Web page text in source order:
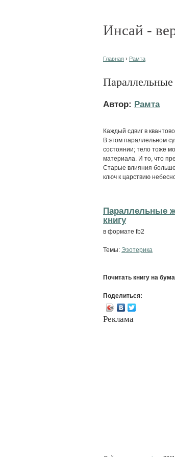
Инсай -
Главная › Рамта
Параллельные
Автор: Рамта
Каждый сдвиг в
В этом параллельном
состоянии; тело тоже
материала. И то, что
Старые влияния
ключ к царствию
Параллельные
книгу
в формате fb2
Темы: Эзотерика
Почитать книгу на
Поделиться:
Реклама